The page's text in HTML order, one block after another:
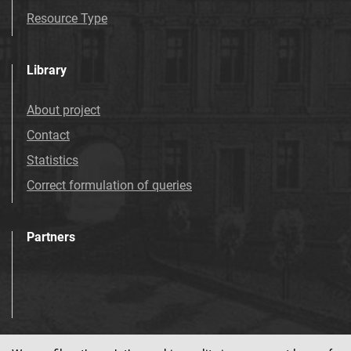
Mościcach. 1993
Mościcach. 1994
Azotowych Spółka Akcyjna w Tarnowie-
Mościcach. 1995
Tarnowskie Azoty : tygodnik Zakładów
Azotowych Spółka Akcyjna w Tarnowie-
Tarnowskie Azoty : tygodnik. 1998
Resource Type
Library
About project
Contact
Statistics
Correct formulation of queries
Partners